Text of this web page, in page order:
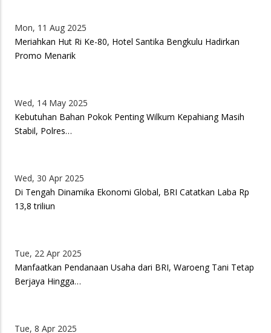
Mon, 11 Aug 2025
Meriahkan Hut Ri Ke-80, Hotel Santika Bengkulu Hadirkan
Promo Menarik
Wed, 14 May 2025
Kebutuhan Bahan Pokok Penting Wilkum Kepahiang Masih
Stabil, Polres…
Wed, 30 Apr 2025
Di Tengah Dinamika Ekonomi Global, BRI Catatkan Laba Rp
13,8 triliun
Tue, 22 Apr 2025
Manfaatkan Pendanaan Usaha dari BRI, Waroeng Tani Tetap
Berjaya Hingga…
Tue, 8 Apr 2025